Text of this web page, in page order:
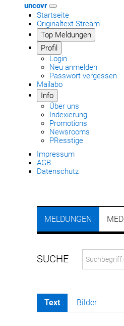
uncovr
Startseite
Originaltext Stream
Top Meldungen
Profil
Login
Neu anmelden
Passwort vergessen
Mailabo
Info
Über uns
Indexierung
Promotions
Newsrooms
PResstige
Impressum
AGB
Datenschutz
MELDUNGEN
Text Bilder